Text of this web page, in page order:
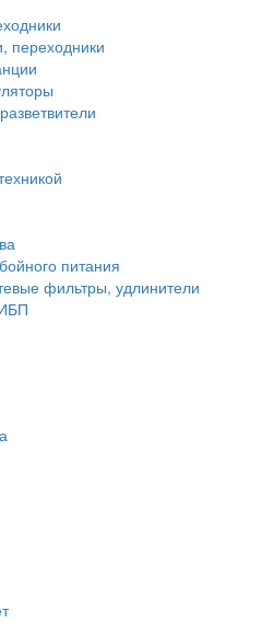
переходники
питания
фильтры, удлинители